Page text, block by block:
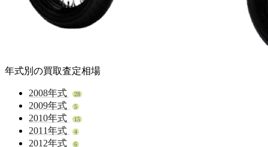
年式別の買取査定相場
2008年式 28
2009年式 5
2010年式 15
2011年式 4
2012年式 6